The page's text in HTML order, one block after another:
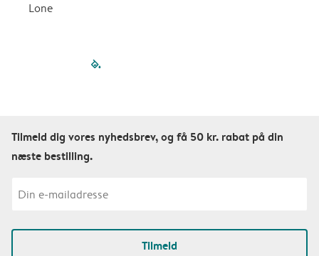
Lone
filled-pagination
Tilmeld dig vores nyhedsbrev, og få 50 kr. rabat på din
næste bestilling.
Tilmeld